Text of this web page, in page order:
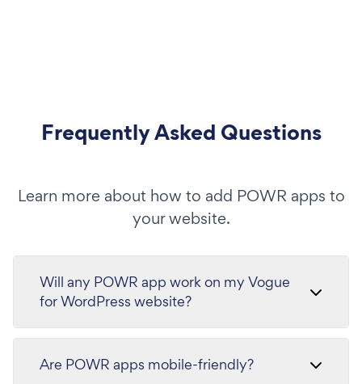
Frequently Asked Questions
Learn more about how to add POWR apps to
your website.
Will any POWR app work on my Vogue
for WordPress website?
Are POWR apps mobile-friendly?